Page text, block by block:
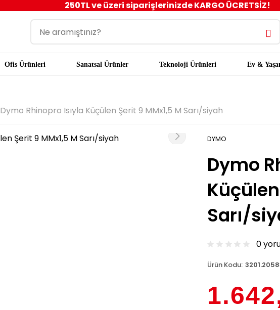
250TL ve üzeri siparişlerinizde KARGO ÜCRETSİZ!
Ofis Ürünleri Sanatsal Ürünler Teknoloji Ürünleri Ev &
Dymo Rhinopro Isıyla Küçülen Şerit 9 MMx1,5 M Sarı/siyah
DYMO
Dymo
Sarı/
0
Ürün Kodu: